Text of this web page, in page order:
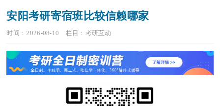
安阳考研寄宿班比较信赖哪家
时间：2026-08-10 栏目： 考研互动